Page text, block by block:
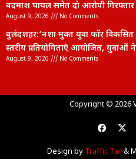
बदमाश घायल समेत दो आरोपी गिरफ्तार
August 9, 2026 No Comments
बुलंदशहर:’नशा मुक्त युवा फॉर
स्तरीय प्रतियोगिताएं आयोजित, युवाओं
August 9, 2026 No Comments
Copyright © 2026
Design by Traffic Tail &